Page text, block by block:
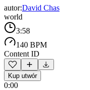
autor:David Chas
world
3:58
140 BPM
Content ID
Kup utwór
0:00